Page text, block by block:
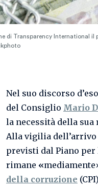
di Transparency International il
Nel suo discorso
del Consiglio Mario
la necessità della
Alla vigilia
previsti dal Piano per
rimane «
della corruzione